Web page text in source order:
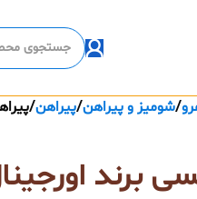
شومیز و پیراهن پیراهن
برند